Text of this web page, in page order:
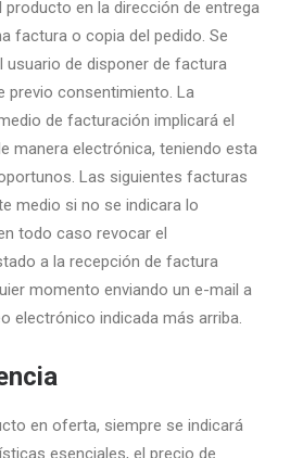
producto en la dirección de entrega
factura o copia del pedido. Se
usuario de disponer de factura
previo consentimiento. La
de facturación implicará el
manera electrónica, teniendo esta
Las siguientes facturas
medio si no se indicara lo
todo caso revocar el
a la recepción de factura
momento enviando un e-mail a
electrónico indicada más arriba.
en oferta, siempre se indicará
esenciales, el precio de